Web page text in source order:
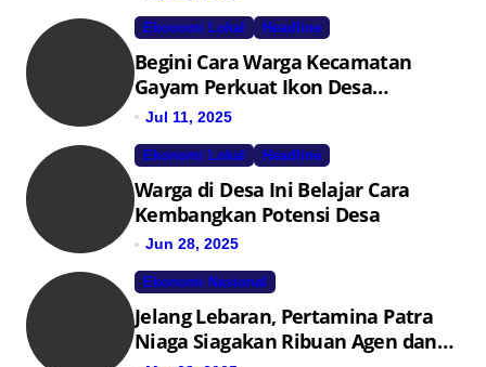
Ekonomi Lokal Headline
Begini Cara Warga Kecamatan
Gayam Perkuat Ikon Desa
Penggerak Ekonomi Lokal Melalui
Jul 11, 2025
Ekonomi Lokal Headline
Warga di Desa Ini Belajar Cara
Kembangkan Potensi Desa
Jun 28, 2025
Ekonomi Nasional
Jelang Lebaran, Pertamina Patra
Niaga Siagakan Ribuan Agen dan